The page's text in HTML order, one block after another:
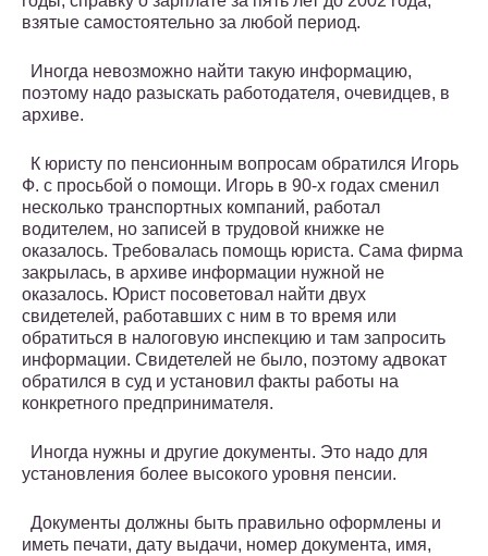
взятые самостоятельно за любой период.
Иногда невозможно найти такую информацию,
поэтому надо разыскать работодателя, очевидцев, в
архиве.
К юристу по пенсионным вопросам обратился Игорь
Ф. с просьбой о помощи. Игорь в 90-х годах сменил
несколько транспортных компаний, работал
водителем, но записей в трудовой книжке не
оказалось. Требовалась помощь юриста. Сама фирма
закрылась, в архиве информации нужной не
оказалось. Юрист посоветовал найти двух
свидетелей, работавших с ним в то время или
обратиться в налоговую инспекцию и там запросить
информации. Свидетелей не было, поэтому адвокат
обратился в суд и установил факты работы на
конкретного предпринимателя.
Иногда нужны и другие документы. Это надо для
установления более высокого уровня пенсии.
Документы должны быть правильно оформлены и
иметь печати, дату выдачи, номер документа, имя,